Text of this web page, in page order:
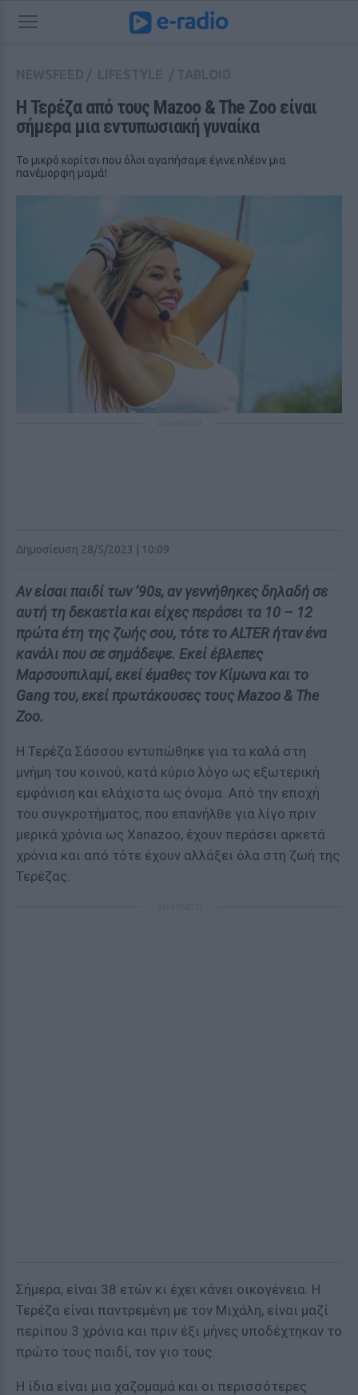
Η Τερέζα από τους Mazoo & The Zoo είναι
σήμερα μια εντυπωσιακή γυναίκα
Το μικρό κορίτσι που όλοι αγαπήσαμε έγινε πλέον μια
πανέμορφη μαμά!
Δημοσίευση 28/5/2023 | 10:09
Αν είσαι παιδί των ’90s, αν γεννήθηκες δηλαδή σε
αυτή τη δεκαετία και είχες περάσει τα 10 – 12
πρώτα έτη της ζωής σου, τότε το ALTER ήταν ένα
κανάλι που σε σημάδεψε. Εκεί έβλεπες
Μαρσουπιλαμί, εκεί έμαθες τον Κίμωνα και το
Gang του, εκεί πρωτάκουσες τους Mazoo & The
Zoo.
Η Τερέζα Σάσσου εντυπώθηκε για τα καλά στη
μνήμη του κοινού, κατά κύριο λόγο ως εξωτερική
εμφάνιση και ελάχιστα ως όνομα. Από την εποχή
του συγκροτήματος, που επανήλθε για λίγο πριν
μερικά χρόνια ως Xanazoo, έχουν περάσει αρκετά
χρόνια και από τότε έχουν αλλάξει όλα στη ζωή της
Τερέζας.
Σήμερα, είναι 38 ετών κι έχει κάνει οικογένεια. Η
Τερέζα είναι παντρεμένη με τον Μιχάλη, είναι μαζί
περίπου 3 χρόνια και πριν έξι μήνες υποδέχτηκαν το
πρώτο τους παιδί, τον γιο τους.
Η ίδια είναι μια χαζομαμά και οι περισσότερες